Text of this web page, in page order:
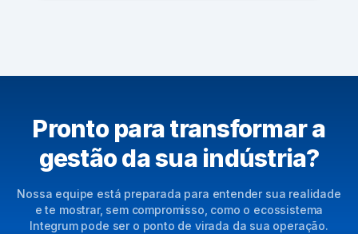
Pronto para transformar a
gestão da sua indústria?
Nossa equipe está preparada para entender sua realidade
e te mostrar, sem compromisso, como o ecossistema
Integrum pode ser o ponto de virada da sua operação.